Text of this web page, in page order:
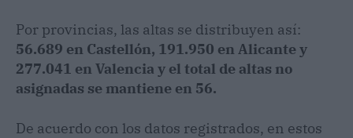
Por provincias, las altas se distribuyen así:
56.689 en Castellón, 191.950 en Alicante y
277.041 en Valencia y el total de altas no
asignadas se mantiene en 56.
De acuerdo con los datos registrados, en estos